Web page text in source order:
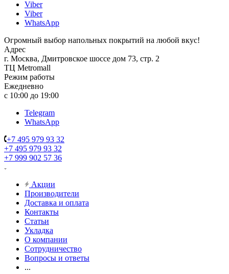
Viber
Viber
WhatsApp
Огромный выбор напольных покрытий на любой вкус!
Адрес
г. Москва, Дмитровское шоссе дом 73, стр. 2
ТЦ Metromall
Режим работы
Ежедневно
с 10:00 до 19:00
Telegram
WhatsApp
+7 495 979 93 32
+7 495 979 93 32
+7 999 902 57 36
Акции
Производители
Доставка и оплата
Контакты
Статьи
Укладка
О компании
Сотрудничество
Вопросы и ответы
...